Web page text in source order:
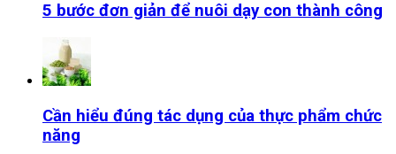
5 bước đơn giản để nuôi dạy con thành công
Cần hiểu đúng tác dụng của thực phẩm chức
năng